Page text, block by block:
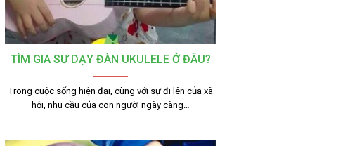
TÌM GIA SƯ DẠY ĐÀN UKULELE Ở ĐÂU?
Trong cuộc sống hiện đại, cùng với sự đi lên của xã
hội, nhu cầu của con người ngày càng…